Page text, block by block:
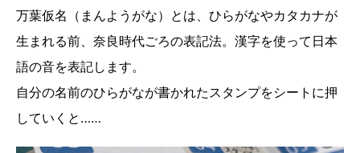
万葉仮名（まんようがな）とは、ひらがなやカタカナが
生まれる前、奈良時代ごろの表記法。漢字を使って日本
語の音を表記します。
自分の名前のひらがなが書かれたスタンプをシートに押
していくと……